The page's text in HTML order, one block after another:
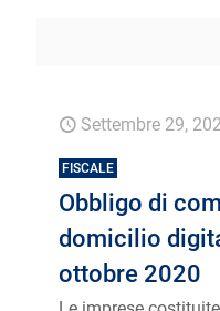
Settembre 29,
FISCALE
Obbligo di
domicilio
ottobre 2020